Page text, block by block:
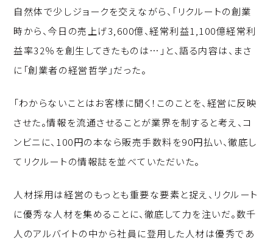
自然体で少しジョークを交えながら、「リクルートの創業
時から、今日の売上げ3,600億、経常利益1,100億経常利
益率32％を創生してきたものは…」と、語る内容は、まさ
に「創業者の経営哲学」だった。
「わからないことはお客様に聞く！このことを、経営に反映
させた。情報を流通させることが業界を制すると考え、コ
ンビニに、100円の本なら販売手数料を90円払い、徹底し
てリクルートの情報誌を並べていただいた。
人材採用は経営のもっとも重要な要素と捉え、リクルート
に優秀な人材を集めることに、徹底して力を注いだ。数千
人のアルバイトの中から社員に登用した人材は優秀であ